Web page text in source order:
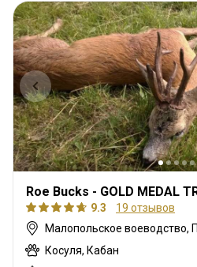
Roe Bucks - GOLD MEDAL
9.3
19 отзывов
Малопольское воеводство,
Косуля, Кабан